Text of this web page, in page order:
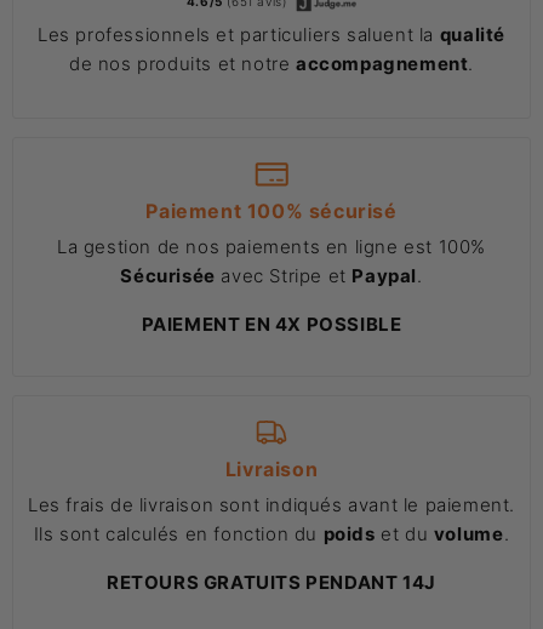
Les professionnels et particuliers saluent la qualité
de nos produits et notre accompagnement
Paiement 100% sécurisé
La gestion de nos paiements en ligne est 100%
Sécurisée avec Stripe et Paypal
PAIEMENT EN 4X POSSIBLE
Livraison
Les frais de livraison sont indiqués avant le paiement.
Ils sont calculés en fonction du poids et du volume
RETOURS GRATUITS PENDANT 14J